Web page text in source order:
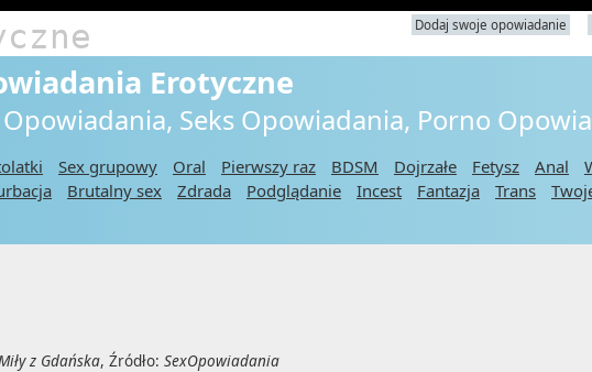
Dodaj swoje opowiadanie
Erotyczne
Seks Opowiadania, Porno
Sex grupowy Oral Pierwszy raz BDSM Dojrzałe Fetysz Anal
Brutalny sex Zdrada Podglądanie Incest Fantazja Trans
z Gdańska, Źródło: SexOpowiadania